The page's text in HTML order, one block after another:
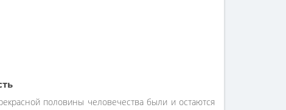
половины человечества были и остаются